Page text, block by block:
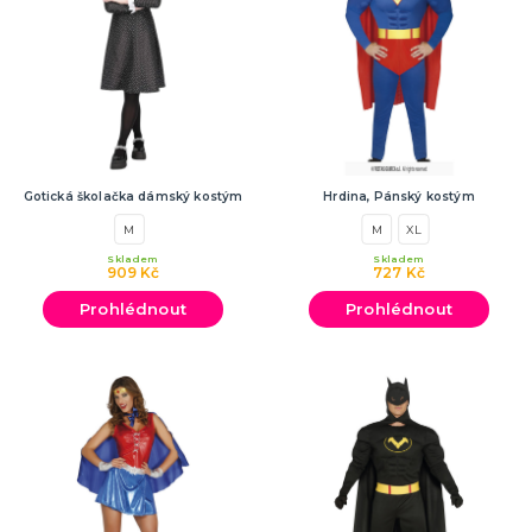
Gotická školačka dámský kostým
M
909 Kč
Skladem
Prohlédnout
Hrdina, Pánský kostým
M XL
727 Kč
Skladem
Prohlédnout